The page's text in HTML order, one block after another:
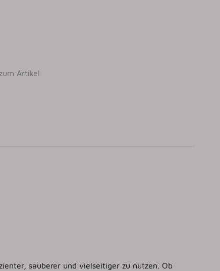
Artikel
sauberer und vielseitiger zu nutzen. Ob